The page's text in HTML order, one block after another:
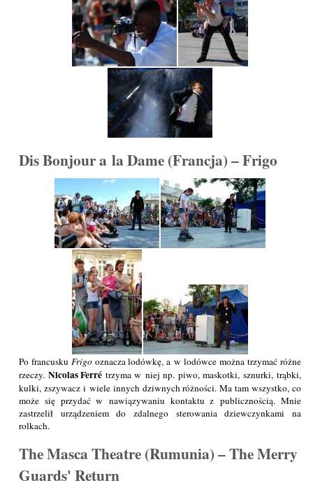
Dis Bonjour a la Dame (Francja) – Frigo
Po francusku Frigooznacza lodówkę, a w lodówce można trzymać różne
rzeczy. Nicolas Ferrétrzyma w niej np. piwo, maskotki, sznurki, trąbki,
kulki, zszywacz i wiele innych dziwnych różności. Ma tam wszystko, co
może się przydać w nawiązywaniu kontaktu z publicznością. Mnie
zastrzelił urządzeniem do zdalnego sterowania dziewczynkami na
rolkach.
The Masca Theatre (Rumunia) – The Merry
Guards' Return